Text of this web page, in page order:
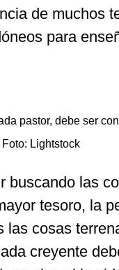
de muchos
para
pastor, debe ser
Lightstock
buscando las
tesoro, la
las cosas
creyente